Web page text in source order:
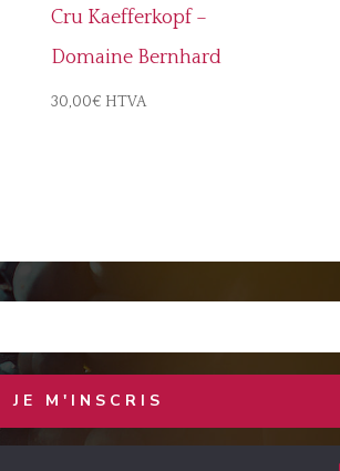
Cru Kaefferkopf –
Domaine Bernhard
30,00€ HTVA
JE M'INSCRIS